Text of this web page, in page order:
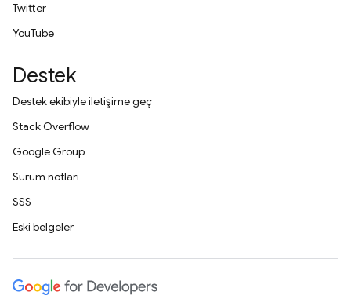
Twitter
YouTube
Destek
Destek ekibiyle iletişime geç
Stack Overflow
Google Group
Sürüm notları
SSS
Eski belgeler